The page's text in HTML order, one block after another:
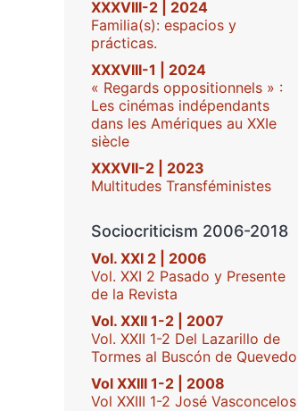
XXXVIII-2 | 2024
Familia(s): espacios y
prácticas.
XXXVIII-1 | 2024
« Regards oppositionnels » :
Les cinémas indépendants
dans les Amériques au XXIe
siècle
XXXVII-2 | 2023
Multitudes Transféministes
Sociocriticism 2006-2018
Vol. XXI 2 | 2006
Vol. XXI 2 Pasado y Presente
de la Revista
Vol. XXII 1-2 | 2007
Vol. XXII 1-2 Del Lazarillo de
Tormes al Buscón de Quevedo
Vol XXIII 1-2 | 2008
Vol XXIII 1-2 José Vasconcelos